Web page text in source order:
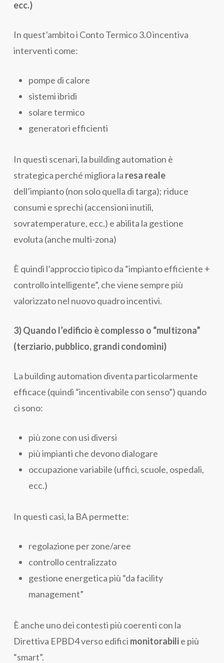
ecc.)
In quest’ambito i Conto Termico 3.0 incentiva
interventi come:
pompe di calore
sistemi ibridi
solare termico
generatori efficienti
In questi scenari, la building automation è
strategica perché migliora la resa reale
dell’impianto (non solo quella di targa); riduce
consumi e sprechi (accensioni inutili,
sovratemperature, ecc.) e abilita la gestione
evoluta (anche multi-zona)
È quindi l’approccio tipico da “impianto efficiente +
controllo intelligente”, che viene sempre più
valorizzato nel nuovo quadro incentivi.
3) Quando l’edificio è complesso o “multizona”
(terziario, pubblico, grandi condomìni)
La building automation diventa particolarmente
efficace (quindi “incentivabile con senso”) quando
ci sono:
più zone con usi diversi
più impianti che devono dialogare
occupazione variabile (uffici, scuole, ospedali,
ecc.)
In questi casi, la BA permette:
regolazione per zone/aree
controllo centralizzato
gestione energetica più “da facility
management”
È anche uno dei contesti più coerenti con la
Direttiva EPBD4 verso edifici monitorabilie più
“smart”.